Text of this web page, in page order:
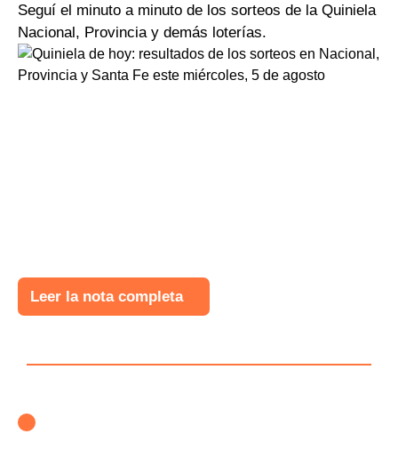
Seguí el minuto a minuto de los sorteos de la Quiniela
Nacional, Provincia y demás loterías.
Leer la nota completa